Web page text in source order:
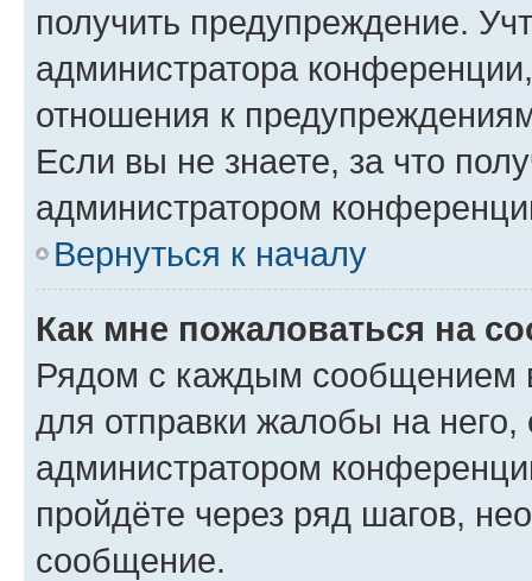
получить предупреждение.
администратора
отношения к
Если вы не знаете, за что
администратором
Вернуться к началу
Как мне пожаловаться на
Рядом с каждым сообщением
для отправки жалобы на
администратором
пройдёте через ряд шагов,
сообщение.